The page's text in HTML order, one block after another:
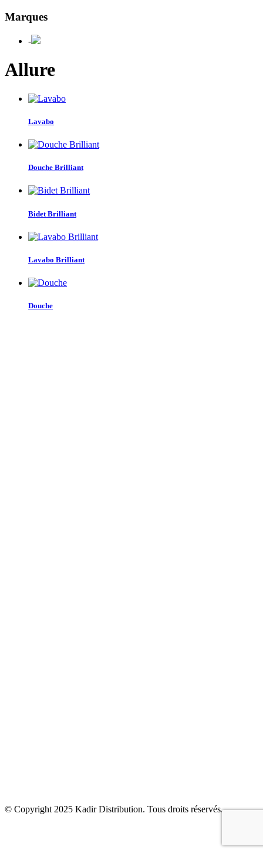
Marques
-
Allure
Lavabo
Douche Brilliant
Bidet Brilliant
Lavabo Brilliant
Douche
© Copyright 2025 Kadir Distribution. Tous droits réservés.